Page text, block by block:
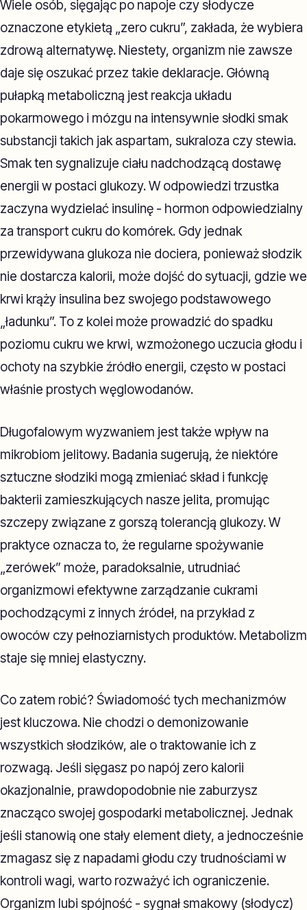
Wiele osób, sięgając po napoje czy słodycze
oznaczone etykietą „zero cukru”, zakłada, że wybiera
zdrową alternatywę. Niestety, organizm nie zawsze
daje się oszukać przez takie deklaracje. Główną
pułapką metaboliczną jest reakcja układu
pokarmowego i mózgu na intensywnie słodki smak
substancji takich jak aspartam, sukraloza czy stewia.
Smak ten sygnalizuje ciału nadchodzącą dostawę
energii w postaci glukozy. W odpowiedzi trzustka
zaczyna wydzielać insulinę - hormon odpowiedzialny
za transport cukru do komórek. Gdy jednak
przewidywana glukoza nie dociera, ponieważ słodzik
nie dostarcza kalorii, może dojść do sytuacji, gdzie we
krwi krąży insulina bez swojego podstawowego
„ładunku”. To z kolei może prowadzić do spadku
poziomu cukru we krwi, wzmożonego uczucia głodu i
ochoty na szybkie źródło energii, często w postaci
właśnie prostych węglowodanów.
Długofalowym wyzwaniem jest także wpływ na
mikrobiom jelitowy. Badania sugerują, że niektóre
sztuczne słodziki mogą zmieniać skład i funkcję
bakterii zamieszkujących nasze jelita, promując
szczepy związane z gorszą tolerancją glukozy. W
praktyce oznacza to, że regularne spożywanie
„zerówek” może, paradoksalnie, utrudniać
organizmowi efektywne zarządzanie cukrami
pochodzącymi z innych źródeł, na przykład z
owoców czy pełnoziarnistych produktów. Metabolizm
staje się mniej elastyczny.
Co zatem robić? Świadomość tych mechanizmów
jest kluczowa. Nie chodzi o demonizowanie
wszystkich słodzików, ale o traktowanie ich z
rozwagą. Jeśli sięgasz po napój zero kalorii
okazjonalnie, prawdopodobnie nie zaburzysz
znacząco swojej gospodarki metabolicznej. Jednak
jeśli stanowią one stały element diety, a jednocześnie
zmagasz się z napadami głodu czy trudnościami w
kontroli wagi, warto rozważyć ich ograniczenie.
Organizm lubi spójność - sygnał smakowy (słodycz)